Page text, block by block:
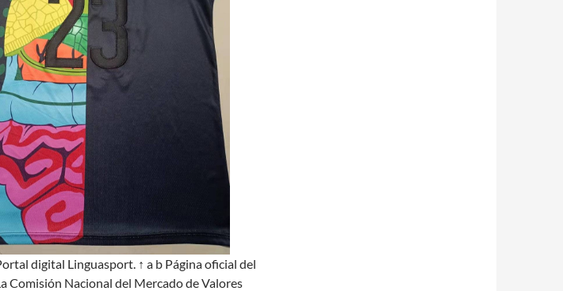
digital Linguasport. ↑ a b Página oficial del
Comisión Nacional del Mercado de Valores